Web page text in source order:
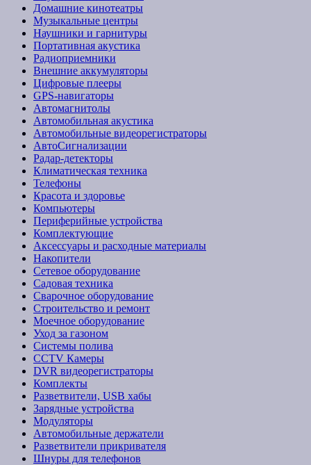
Домашние кинотеатры
Музыкальные центры
Наушники и гарнитуры
Портативная акустика
Радиоприемники
Внешние аккумуляторы
Цифровые плееры
GPS-навигаторы
Автомагнитолы
Автомобильная акустика
Автомобильные видеорегистраторы
АвтоСигнализации
Радар-детекторы
Климатическая техника
Телефоны
Красота и здоровье
Компьютеры
Периферийные устройства
Комплектующие
Аксессуары и расходные материалы
Накопители
Сетевое оборудование
Садовая техника
Сварочное оборудование
Строительство и ремонт
Моечное оборудование
Уход за газоном
Системы полива
CCTV Камеры
DVR видеорегистраторы
Комплекты
Разветвители, USB хабы
Зарядные устройства
Модуляторы
Автомобильные держатели
Разветвители прикривателя
Шнуры для телефонов